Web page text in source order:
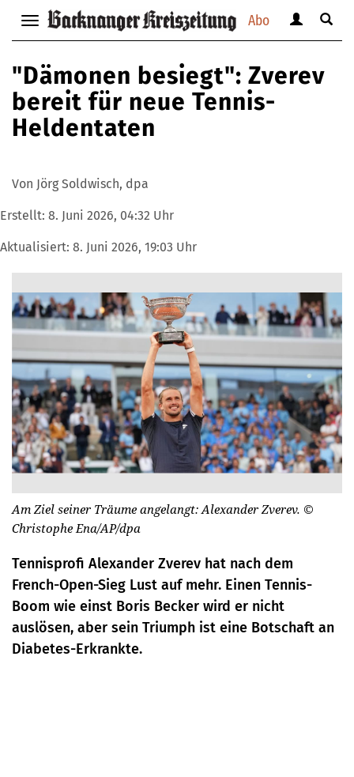
Abo
Navigation
anzeigen
bzw.
verbergen
anzeigen
verbergen
Suche
"Dämonen besiegt": Zverev
bereit für neue Tennis-
Heldentaten
Von Jörg Soldwisch, dpa
Erstellt: 8. Juni 2026, 04:32 Uhr
Aktualisiert: 8. Juni 2026, 19:03 Uhr
Am Ziel seiner Träume angelangt: Alexander Zverev. ©
Christophe Ena/AP/dpa
Tennisprofi Alexander Zverev hat nach dem
French-Open-Sieg Lust auf mehr. Einen Tennis-
Boom wie einst Boris Becker wird er nicht
auslösen, aber sein Triumph ist eine Botschaft an
Diabetes-Erkrankte.